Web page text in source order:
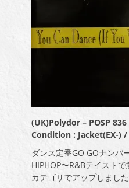
(UK)Polydor – POSP
Condition : Jacket(EX-) /
ダンス定番GO GOナンバ
HIPHOP〜R&Bテイスト
カテゴリでアップしまし